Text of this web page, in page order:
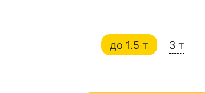
до 1.5 т 3 т